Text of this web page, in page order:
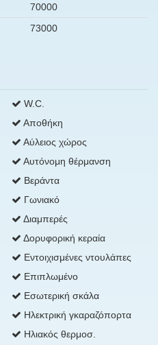
70000
73000
W.C.
Αποθήκη
Αύλειος χώρος
Αυτόνομη θέρμανση
Βεράντα
Γωνιακό
Διαμπερές
Δορυφορική κεραία
Εντοιχισμένες ντουλάπες
Επιπλωμένο
Εσωτερική σκάλα
Ηλεκτρική γκαραζόπορτα
Ηλιακός θερμοσ.